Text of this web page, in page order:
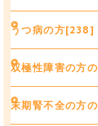
うつ病の方[238]
双極性障害の方
末期腎不全の方